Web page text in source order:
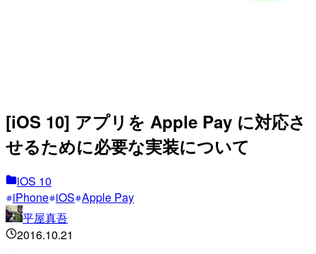
[iOS 10] アプリを Apple Pay に対応さ
せるために必要な実装について
iOS 10
iPhone iOS Apple Pay
平屋真吾
2016.10.21